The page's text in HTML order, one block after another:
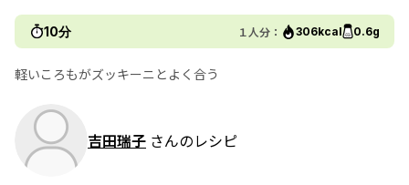
10分 １人分： 306kcal 0.6g
軽いころもがズッキーニとよく合う
吉田瑞子 さんのレシピ